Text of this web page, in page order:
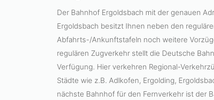
Der Bahnhof Ergoldsbach mit der genauen
Ergoldsbach besitzt Ihnen neben den
Abfahrts-/Ankunftstafeln noch weitere
regulären Zugverkehr stellt die Deutsche
Verfügung. Hier verkehren Regional-
Städte wie z.B. Adlkofen, Ergolding,
nächste Bahnhof für den Fernverkehr ist der